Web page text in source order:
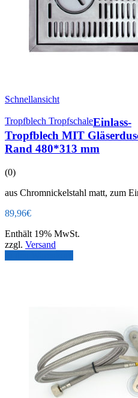
Schnellansicht
Tropfblech TropfschaleEinlass-
Tropfblech MIT
Rand 480*313 mm
(0)
aus Chromnickelstahl matt, zum
89,96€
Enthält 19% MwSt.
zzgl. Versand